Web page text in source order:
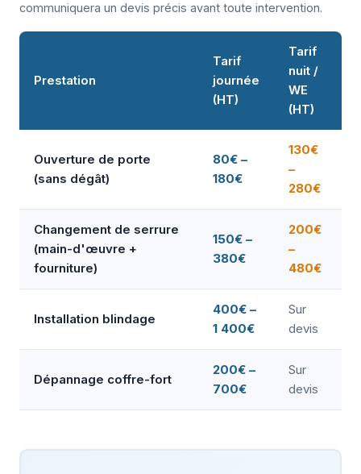
communiquera un devis précis avant toute intervention.
Prestation
Tarif
journée
(HT)
Tarif
nuit /
WE
(HT)
Ouverture de porte
(sans dégât)
80€ –
180€
130€
–
280€
Changement de serrure
(main-d'œuvre +
fourniture)
150€ –
380€
200€
–
480€
Installation blindage
400€ –
1 400€
Sur
devis
Dépannage coffre-fort
200€ –
700€
Sur
devis